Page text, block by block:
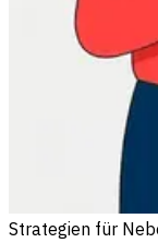
Strategien für